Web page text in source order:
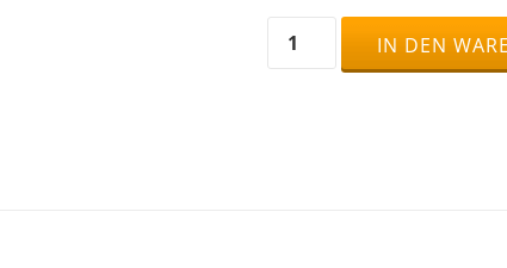
Ha-
Ra®
IN DEN